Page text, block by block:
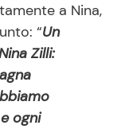
a Nina,
“Un
Zilli:
ogni